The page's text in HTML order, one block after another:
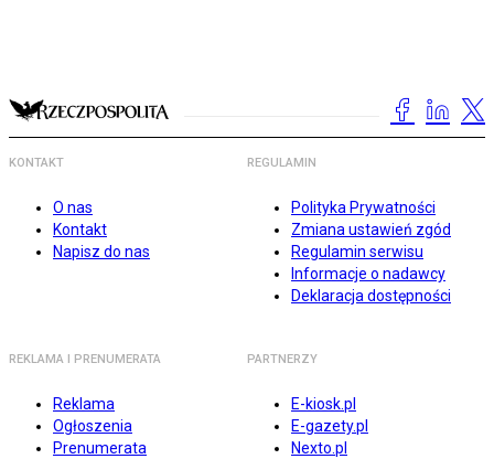
KONTAKT
O nas
Kontakt
Napisz do nas
REGULAMIN
Polityka Prywatności
Zmiana ustawień zgód
Regulamin serwisu
Informacje o nadawcy
Deklaracja dostępności
REKLAMA I PRENUMERATA
Reklama
Ogłoszenia
Prenumerata
PARTNERZY
E-kiosk.pl
E-gazety.pl
Nexto.pl